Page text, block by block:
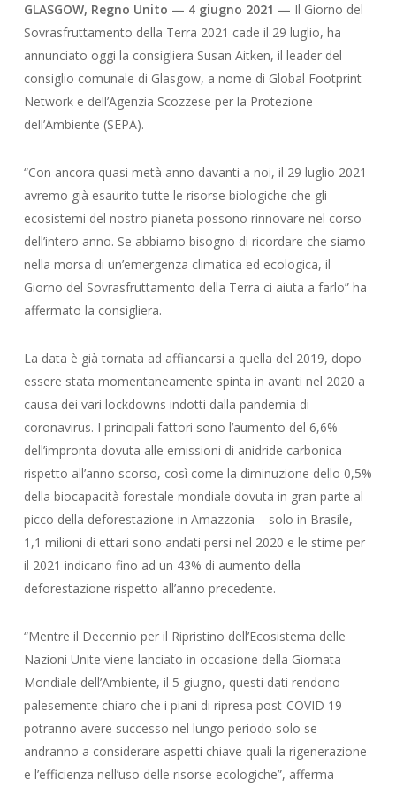
GLASGOW, Regno Unito — 4 giugno 2021 — Il Giorno del
Sovrasfruttamento della Terra 2021 cade il 29 luglio, ha
annunciato oggi la consigliera Susan Aitken, il leader del
consiglio comunale di Glasgow, a nome di Global Footprint
Network e dell’Agenzia Scozzese per la Protezione
dell’Ambiente (SEPA).
“Con ancora quasi metà anno davanti a noi, il 29 luglio 2021
avremo già esaurito tutte le risorse biologiche che gli
ecosistemi del nostro pianeta possono rinnovare nel corso
dell’intero anno. Se abbiamo bisogno di ricordare che siamo
nella morsa di un’emergenza climatica ed ecologica, il
Giorno del Sovrasfruttamento della Terra ci aiuta a farlo” ha
affermato la consigliera.
La data è già tornata ad affiancarsi a quella del 2019, dopo
essere stata momentaneamente spinta in avanti nel 2020 a
causa dei vari lockdowns indotti dalla pandemia di
coronavirus. I principali fattori sono l’aumento del 6,6%
dell’impronta dovuta alle emissioni di anidride carbonica
rispetto all’anno scorso, così come la diminuzione dello 0,5%
della biocapacità forestale mondiale dovuta in gran parte al
picco della deforestazione in Amazzonia – solo in Brasile,
1,1 milioni di ettari sono andati persi nel 2020 e le stime per
il 2021 indicano fino ad un 43% di aumento della
deforestazione rispetto all’anno precedente.
“Mentre il Decennio per il Ripristino dell’Ecosistema delle
Nazioni Unite viene lanciato in occasione della Giornata
Mondiale dell’Ambiente, il 5 giugno, questi dati rendono
palesemente chiaro che i piani di ripresa post-COVID 19
potranno avere successo nel lungo periodo solo se
andranno a considerare aspetti chiave quali la rigenerazione
e l’efficienza nell’uso delle risorse ecologiche”, afferma